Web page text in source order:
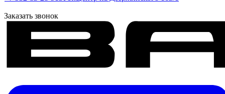
Заказать звонок